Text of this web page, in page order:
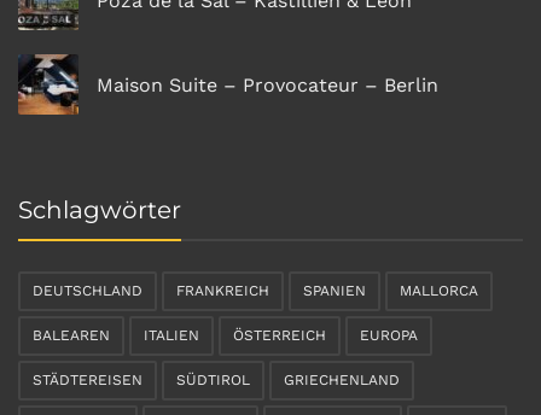
Maison Suite – Provocateur – Berlin
Schlagwörter
DEUTSCHLAND FRANKREICH SPANIEN MALLORCA
BALEAREN ITALIEN ÖSTERREICH EUROPA
STÄDTEREISEN SÜDTIROL GRIECHENLAND